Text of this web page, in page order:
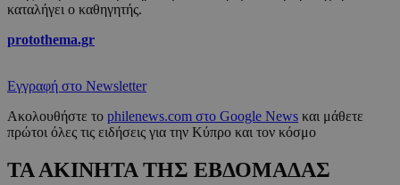
καταλήγει ο καθηγητής.
protothema.gr
Εγγραφή στο Newsletter
Ακολουθήστε το philenews.com στο Google News και μάθετε
πρώτοι όλες τις ειδήσεις για την Κύπρο και τον κόσμο
ΤΑ ΑΚΙΝΗΤΑ ΤΗΣ ΕΒΔΟΜΑΔΑΣ